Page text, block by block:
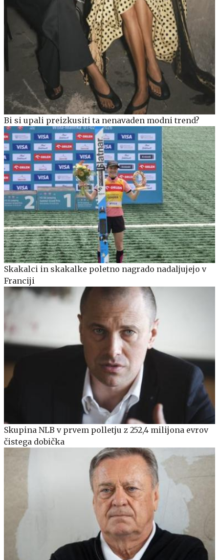
Bi si upali preizkusiti ta nenavaden modni trend?
Skakalci in skakalke poletno nagrado nadaljujejo v
Franciji
Skupina NLB v prvem polletju z 252,4 milijona evrov
čistega dobička